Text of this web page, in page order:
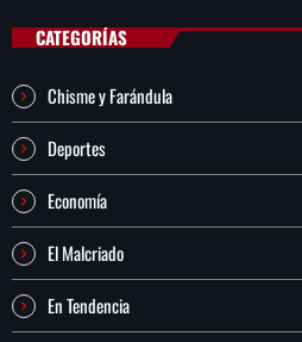
CATEGORÍAS
Chisme y Farándula
Deportes
Economía
El Malcriado
En Tendencia